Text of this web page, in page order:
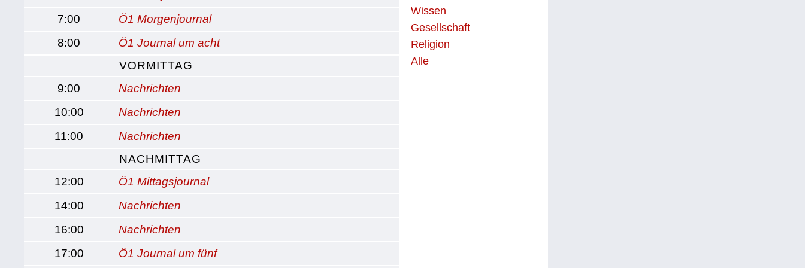
Wissen
Gesellschaft
Religion
Alle
7:00
Ö1 Morgenjournal
8:00
Ö1 Journal um acht
VORMITTAG
9:00
Nachrichten
10:00
Nachrichten
11:00
Nachrichten
NACHMITTAG
12:00
Ö1 Mittagsjournal
14:00
Nachrichten
16:00
Nachrichten
17:00
Ö1 Journal um fünf